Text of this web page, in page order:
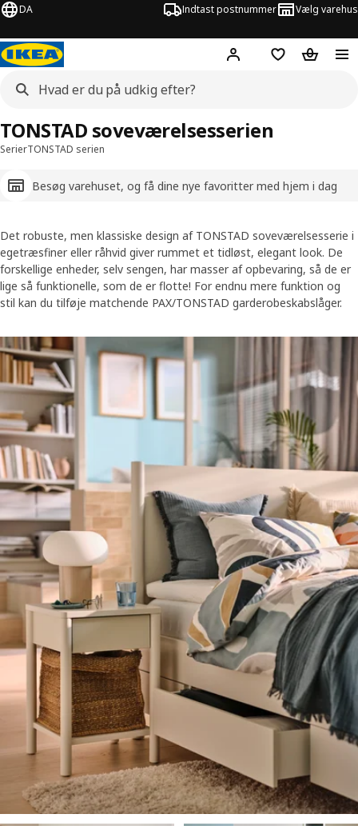
DA Indtast postnummer Vælg varehus
Hej! Log ind her
Huskeliste
Kurv
SerierTONSTAD serien
Besøg varehuset, og få dine nye favoritter med hjem i dag
TONSTAD soveværelsesserien
Det robuste, men klassiske design af TONSTAD soveværelsesserie i
egetræsfiner eller råhvid giver rummet et tidløst, elegant look. De
forskellige enheder, selv sengen, har masser af opbevaring, så de er
lige så funktionelle, som de er flotte! For endnu mere funktion og
stil kan du tilføje matchende PAX/TONSTAD garderobeskabslåger.